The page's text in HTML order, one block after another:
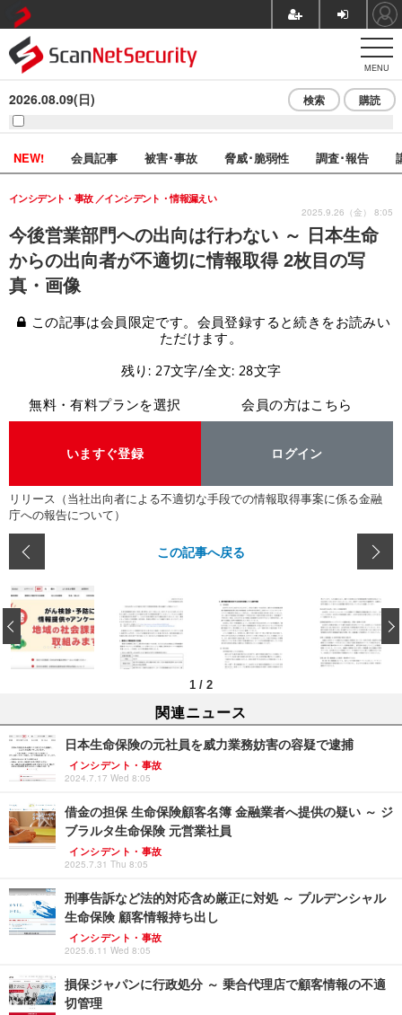
MENU
2026.08.09(日) 検索 購読
NEW! 会員記事 被害･事故 脅威･脆弱性 調査･報告
今後営業部門への出向は行わない ～ 日本生命
からの出向者が不適切に情報取得 2枚目の写
真・画像
インシデント・事故 インシデント・情報漏えい
2025.9.26（金） 8:05
この記事は会員限定です。会員登録すると続きをお読みい
ただけます。
残り: 27文字/全文: 28文字
無料・有料プランを選択
いますぐ登録
会員の方はこちら
ログイン
リリース（当社出向者による不適切な手段での情報取得事案に係る金融
庁への報告について）
この記事へ戻る
1 / 2
‹
関連ニュース
日本生命保険の元社員を威力業務妨害の容疑で逮捕
インシデント・事故
2024.7.17 Wed 8:05
借金の担保 生命保険顧客名簿 金融業者へ提供の疑い ～ ジ
ブラルタ生命保険 元営業社員
インシデント・事故
2025.7.31 Thu 8:05
刑事告訴など法的対応含め厳正に対処 ～ プルデンシャル
生命保険 顧客情報持ち出し
インシデント・事故
2025.6.11 Wed 8:05
損保ジャパンに行政処分 ～ 乗合代理店で顧客情報の不適
切管理